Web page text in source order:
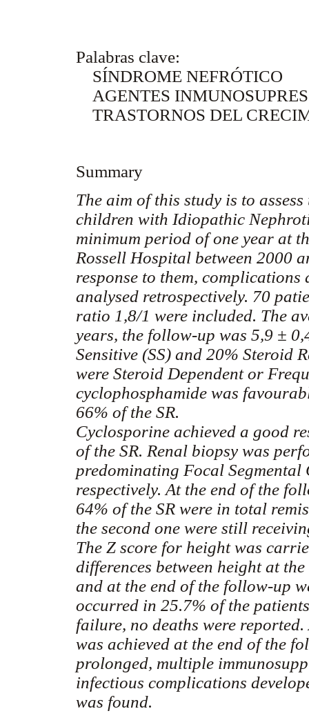
Palabras clave:
SÍNDROME NEFRÓTICO
AGENTES
TRASTORNOS DEL
Summary
The aim of this study is to
children with Idiopathic
minimum period of one year at
Rossell Hospital between 2000
response to them,
analysed retrospectively. 70
ratio 1,8/1 were included. The
years, the follow-up was 5,9 ±
Sensitive (SS) and 20% Steroid
were Steroid Dependent or
cyclophosphamide was
66% of the SR.
Cyclosporine achieved a good
of the SR. Renal biopsy was
predominating Focal
respectively. At the end of the
64% of the SR were in total
the second one were still
The Z score for height was
differences between height at
and at the end of the follow-up
occurred in 25.7% of the
failure, no deaths were
was achieved at the end of the
prolonged, multiple
infectious complications
was found.